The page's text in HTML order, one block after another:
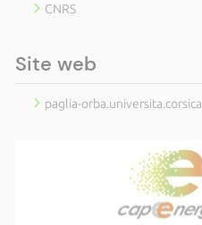
CNRS
Site web
paglia-orba.universita.corsica